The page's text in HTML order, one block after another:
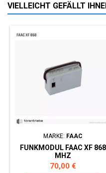
VIELLEICHT GEFÄLLT
MARKE: FAAC
FUNKMODUL FAAC XF 868
MHZ
Preis
70,00 €